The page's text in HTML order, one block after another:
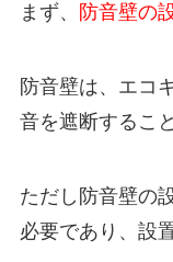
まず、 防音壁の
防音壁は、エコ
音を遮断するこ
ただし防音壁の
必要であり、設